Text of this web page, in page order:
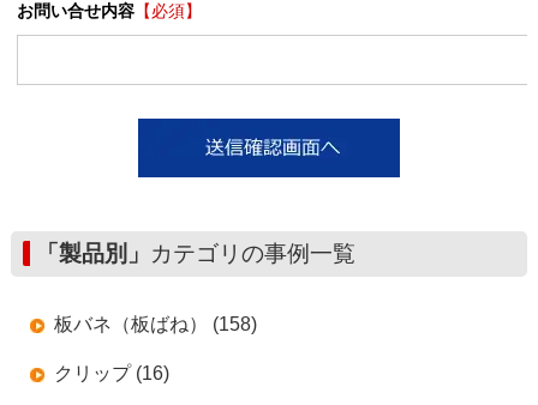
お問い合せ内容【必須】
「製品別」 カテゴリの事例一覧
板バネ（板ばね） (158)
クリップ (16)